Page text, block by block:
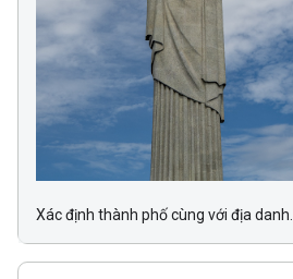
Xác định thành phố cùng với địa danh.